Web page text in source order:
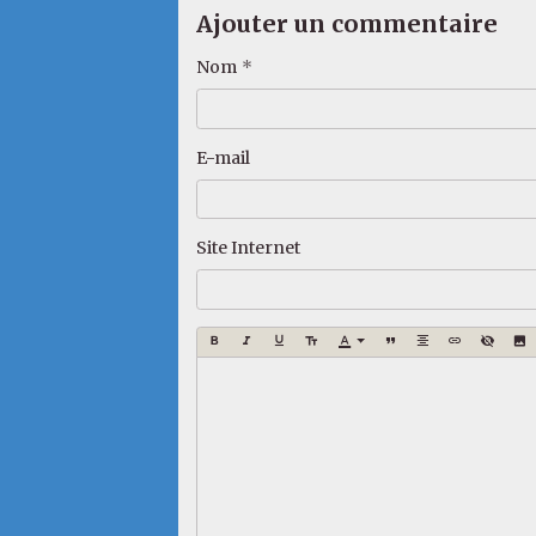
Ajouter un commentaire
Nom
E-mail
Site Internet